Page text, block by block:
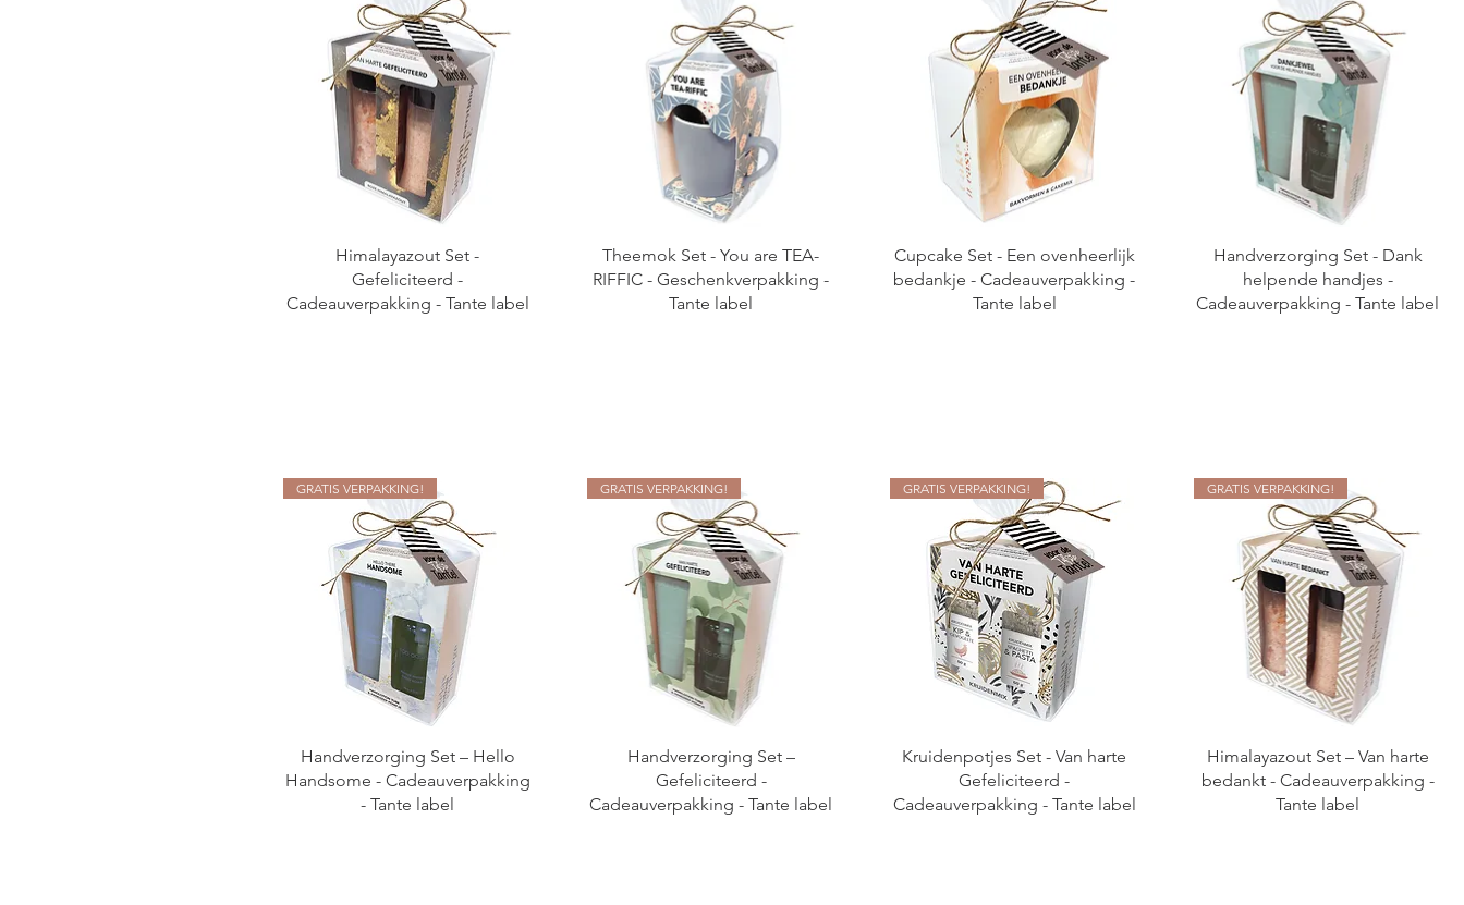
Himalayazout Set -
Gefeliciteerd -
Cadeauverpakking - Tante label
Theemok Set - You are TEA-
RIFFIC - Geschenkverpakking -
Tante label
Cupcake Set - Een ovenheerlijk
bedankje - Cadeauverpakking -
Tante label
Handverzorging Set - Dank
helpende handjes -
Cadeauverpakking - Tante label
GRATIS VERPAKKING!
Handverzorging Set – Hello
Handsome - Cadeauverpakking
- Tante label
GRATIS VERPAKKING!
Handverzorging Set –
Gefeliciteerd -
Cadeauverpakking - Tante label
GRATIS VERPAKKING!
Kruidenpotjes Set - Van harte
Gefeliciteerd -
Cadeauverpakking - Tante label
GRATIS VERPAKKING!
Himalayazout Set – Van harte
bedankt - Cadeauverpakking -
Tante label